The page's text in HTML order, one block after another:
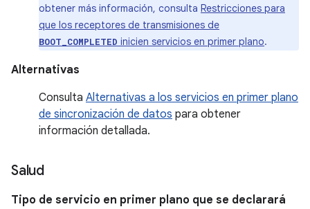
obtener más información, consulta Restricciones para
que los receptores de transmisiones de
BOOT_COMPLETED inicien servicios en primer plano.
Alternativas
Consulta Alternativas a los servicios en primer plano
de sincronización de datos para obtener
información detallada.
Salud
Tipo de servicio en primer plano que se declarará